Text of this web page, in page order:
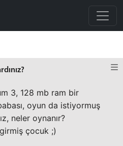
3, 128 mb ram bir
oyun da istiyormuş
neler oynanır?
çocuk ;)